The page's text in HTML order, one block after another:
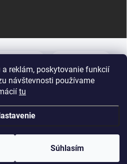
reklám, poskytovanie funkcií
návštevnosti používame
tu
Súhlasím
Vytvoril Shoptet
. Všetky práva vyhradené.Upraviť